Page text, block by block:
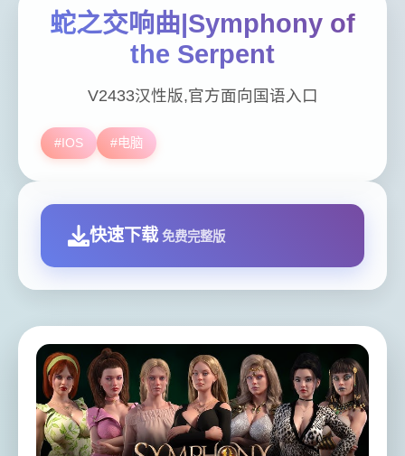
蛇之交响曲|Symphony of
the Serpent
V2433汉性版,官方面向国语入口
#IOS #电脑
快速下载 免费完整版